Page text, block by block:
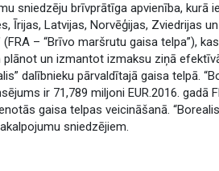
sniedzēju brīvprātīga apvienība, kurā
Īrijas, Latvijas, Norvēģijas, Zviedrijas
– “Brīvo maršrutu gaisa telpa”),
un izmantot izmaksu ziņā
dalībnieku pārvaldītajā gaisa telpā.
ir 71,789 miljoni EUR.2016. gadā
gaisa telpas veicināšanā.
sniedzējiem.